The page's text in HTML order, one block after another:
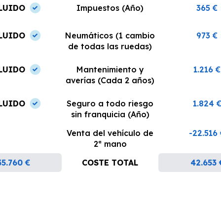
Impuestos (Año) 365 €
Neumáticos (1 cambio
de todas las ruedas)
973 €
Mantenimiento y
averías (Cada 2 años)
1.216 €
Seguro a todo riesgo
sin franquicia (Año)
1.824 €
Venta del vehículo de
2ª mano
-22.516
€ COSTE TOTAL 42.653